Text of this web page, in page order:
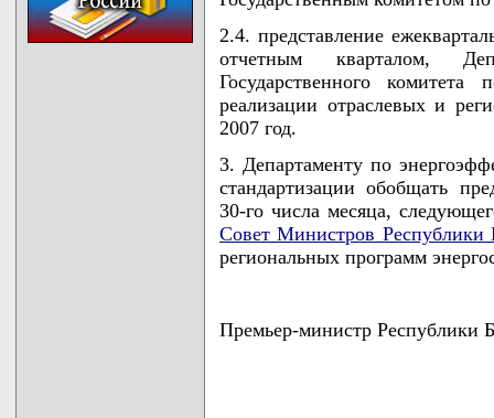
2.4. представление
отчетным кварталом,
Государственного
реализации отраслевых и
2007 год.
3. Департаменту по
стандартизации обобщать
30-го числа месяца,
Совет Министров Республики
региональных программ
Премьер-министр